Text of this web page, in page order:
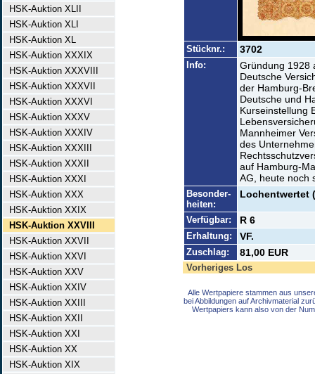
HSK-Auktion XLII
HSK-Auktion XLI
HSK-Auktion XL
HSK-Auktion XXXIX
HSK-Auktion XXXVIII
HSK-Auktion XXXVII
HSK-Auktion XXXVI
HSK-Auktion XXXV
HSK-Auktion XXXIV
HSK-Auktion XXXIII
HSK-Auktion XXXII
HSK-Auktion XXXI
HSK-Auktion XXX
HSK-Auktion XXIX
HSK-Auktion XXVIII
HSK-Auktion XXVII
HSK-Auktion XXVI
HSK-Auktion XXV
HSK-Auktion XXIV
HSK-Auktion XXIII
HSK-Auktion XXII
HSK-Auktion XXI
HSK-Auktion XX
HSK-Auktion XIX
Stücknr.: 3702
Info:
Gründung 1928
Deutsche
der Hamburg-
Deutsche und
Kurseinstellung
Mannheimer
des
auf Hamburg-
AG, heute noch
Besonder-
heiten:
Lochentwertet
Verfügbar: R 6
Erhaltung: VF.
Zuschlag: 81,00 EUR
Vorheriges Los
Alle Wertpapiere stammen aus
bei Abbildungen auf Archivmaterial
Wertpapiers kann also von der